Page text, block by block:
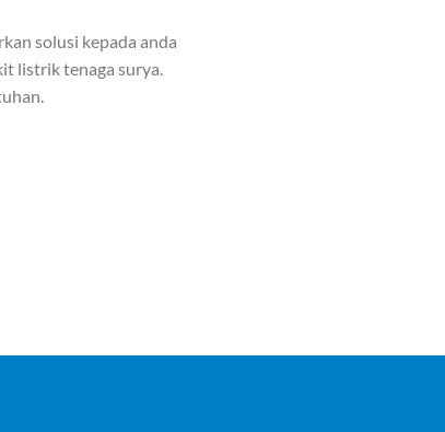
solusi kepada anda
listrik tenaga surya.